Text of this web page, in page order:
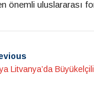
önemli uluslararası
Litvanya’da